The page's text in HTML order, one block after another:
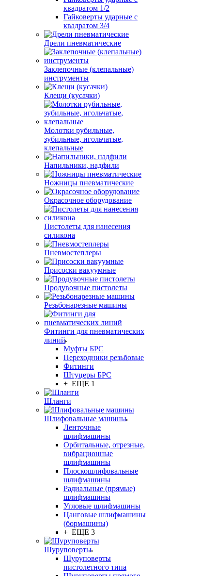
квадратом 1/2
Гайковерты ударные с
квадратом 3/4
Дрели пневматические
Заклепочные (клепальные)
инструменты
Клещи (кусачки)
Молотки рубильные,
зубильные, игольчатые,
клепальные
Напильники, надфили
Ножницы пневматические
Окрасочное оборудование
Пистолеты для нанесения
силикона
Пневмостеплеры
Присоски вакуумные
Продувочные пистолеты
Резьбонарезные машины
Фитинги для пневматических
линий
Муфты БРС
Переходники резьбовые
Фитинги
Штуцеры БРС
+ ЕЩЕ 1
Шланги
Шлифовальные машины
Ленточные
шлифмашины
Орбитальные, отрезные,
вибрационные
шлифмашины
Плоскошлифовальные
шлифмашины
Радиальные (прямые)
шлифмашины
Угловые шлифмашины
Цанговые шлифмашины
(бормашины)
+ ЕЩЕ 3
Шуруповерты
Шуруповерты
пистолетного типа